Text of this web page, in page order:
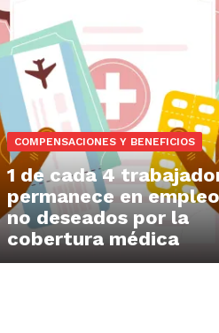
COMPENSACIONES Y BENEFICIOS
1 de cada 4
permanece en
no deseados por la
cobertura médica